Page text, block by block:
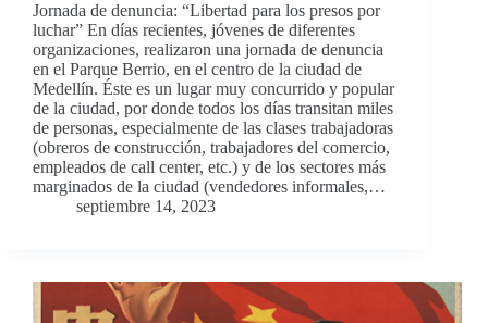
Jornada de denuncia: “Libertad para los presos por
luchar” En días recientes, jóvenes de diferentes
organizaciones, realizaron una jornada de denuncia
en el Parque Berrio, en el centro de la ciudad de
Medellín. Éste es un lugar muy concurrido y popular
de la ciudad, por donde todos los días transitan miles
de personas, especialmente de las clases trabajadoras
(obreros de construcción, trabajadores del comercio,
empleados de call center, etc.) y de los sectores más
marginados de la ciudad (vendedores informales,…
septiembre 14, 2023